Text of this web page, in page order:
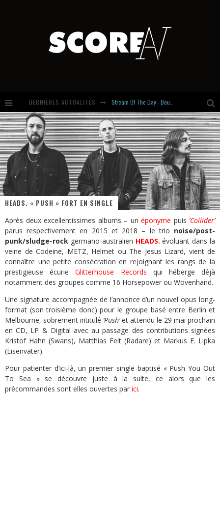
DERNIÈRES ACTUALITÉS
Hardcore, Actually. Meet Cút Lộn
Introducing Newcomer : Gudewife
HEADS. « PUSH » FORT EN SINGLE
Après deux excellentissimes albums – un éponyme puis ‘Collider’
parus respectivement en 2015 et 2018 – le trio noise/post-
punk/sludge-rock germano-australien HEADS. évoluant dans la
veine de Codeine, METZ, Helmet ou The Jesus Lizard, vient de
connaître une petite consécration en rejoignant les rangs de la
prestigieuse écurieGlitterhouse Records qui héberge déjà
notamment des groupes comme 16 Horsepower ou Wovenhand.
Une signature accompagnée de l’annonce d’un nouvel opus long-
format (son troisième donc) pour le groupe basé entre Berlin et
Melbourne, sobrement intitulé ‘Push’et attendu le 29 mai prochain
en CD, LP & Digital avec au passage des contributions signées
Kristof Hahn (Swans), Matthias Feit (Radare) et Markus E. Lipka
(Eisenvater).
Pour patienter d’ici-là, un premier single baptisé « Push You Out
To Sea » se découvre juste à la suite, ce alors que les
précommandes sont elles ouvertes par ici.